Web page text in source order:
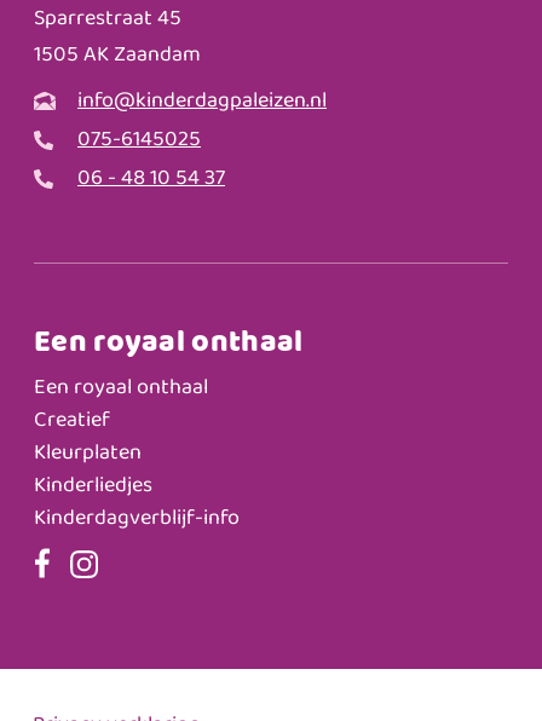
Sparrestraat 45
1505 AK Zaandam
info@kinderdagpaleizen.nl
075-6145025
06 - 48 10 54 37
Een royaal onthaal
Een royaal onthaal
Creatief
Kleurplaten
Kinderliedjes
Kinderdagverblijf-info